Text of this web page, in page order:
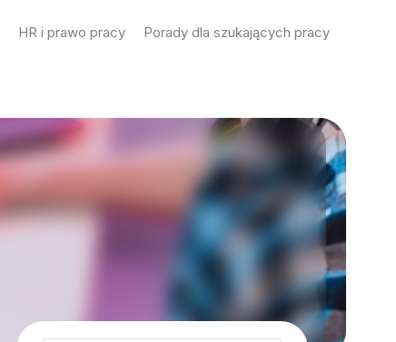
HR i prawo pracy
Porady dla szukających pracy